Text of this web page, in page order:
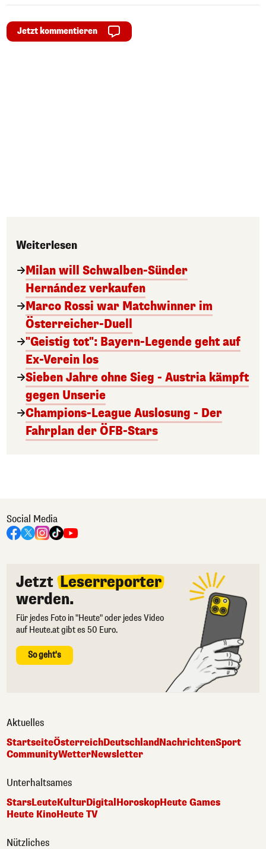
Jetzt kommentieren
Weiterlesen
Milan will Schwalben-Sünder
Hernández verkaufen
Marco Rossi war Matchwinner im
Österreicher-Duell
"Geistig tot": Bayern-Legende geht auf
Ex-Verein los
Sieben Jahre ohne Sieg - Austria kämpft
gegen Unserie
Champions-League Auslosung - Der
Fahrplan der ÖFB-Stars
Social Media
Jetzt Leserreporter
werden.
Für jedes Foto in "Heute" oder jedes Video
auf Heute.at gibt es 50 Euro.
So geht's
Aktuelles
StartseiteÖsterreichDeutschlandNachrichtenSport
CommunityWetterNewsletter
Unterhaltsames
StarsLeuteKulturDigital HoroskopHeute Games
Heute KinoHeute TV
Nützliches